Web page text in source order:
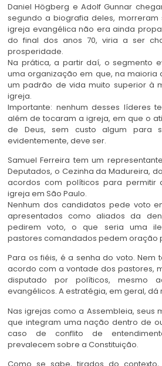
Daniel Högberg e Adolf Gunnar
segundo a biografia deles, morreram
igreja evangélica não era ainda
do final dos anos 70, viria a ser
prosperidade.
Na prática, a partir daí, o segmento
uma organização em que, na maioria
um padrão de vida muito superior à
igreja.
Importante: nenhum desses líderes
além de tocaram a igreja, em que o
de Deus, sem custo algum para
evidentemente, deve ser.
Samuel Ferreira tem um
Deputados, o Cezinha da Madureira,
acordos com políticos para permitir
igreja em São Paulo.
Nenhum dos candidatos pede voto
apresentados como aliados da
pedirem voto, o que seria uma
pastores comandados pedem oração
Para os fiéis, é a senha do voto. Nem
acordo com a vontade dos pastores,
disputado por políticos, mesmo
evangélicos. A estratégia, em geral, dá
Nas igrejas como a Assembleia, seus
que integram uma nação dentro de
caso de conflito de
prevalecem sobre a Constituição.